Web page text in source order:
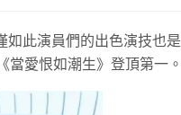
如此演員們的出色演技也是
愛恨如潮生》登頂第一。